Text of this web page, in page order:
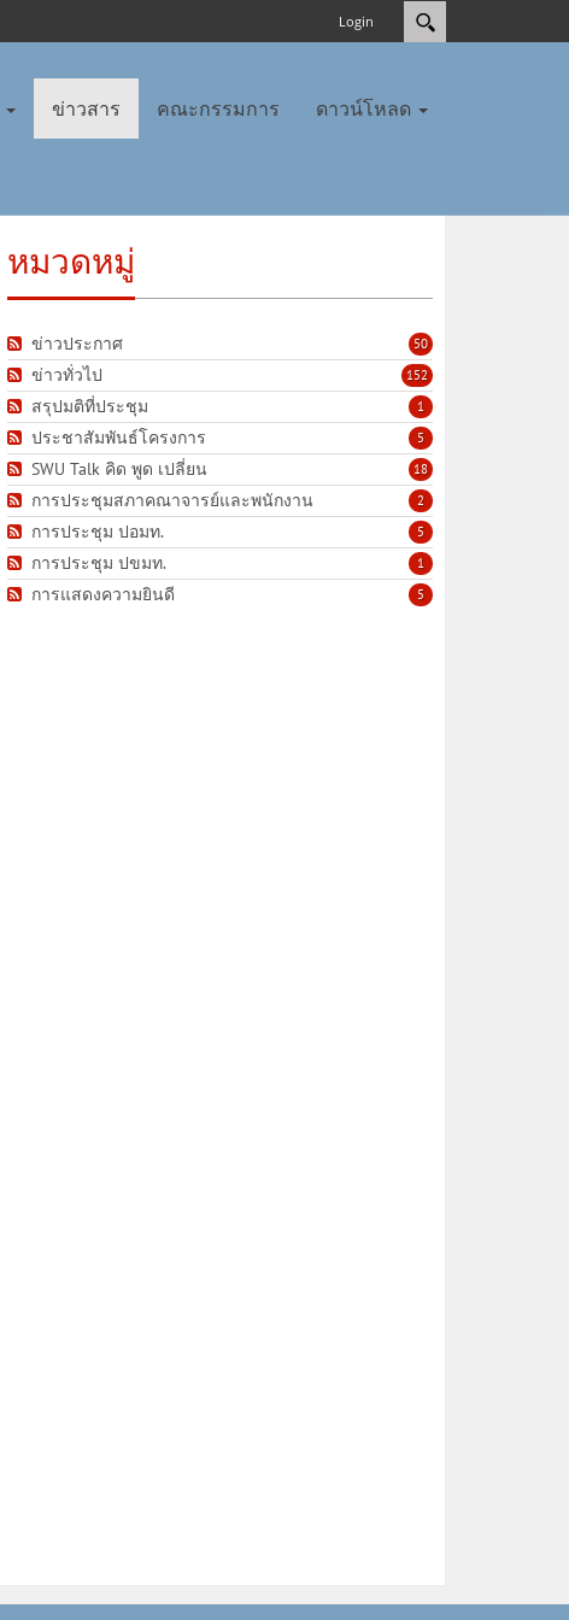
Login
ข่าวสาร คณะกรรมการ ดาวน์โหลด
หมวดหมู่
50
ข่าวประกาศ
152
ข่าวทั่วไป
1
สรุปมติที่ประชุม
5
ประชาสัมพันธ์โครงการ
18
SWU Talk คิด พูด เปลี่ยน
2
การประชุมสภาคณาจารย์และพนักงาน
5
การประชุม ปอมท.
1
การประชุม ปขมท.
5
การแสดงความยินดี